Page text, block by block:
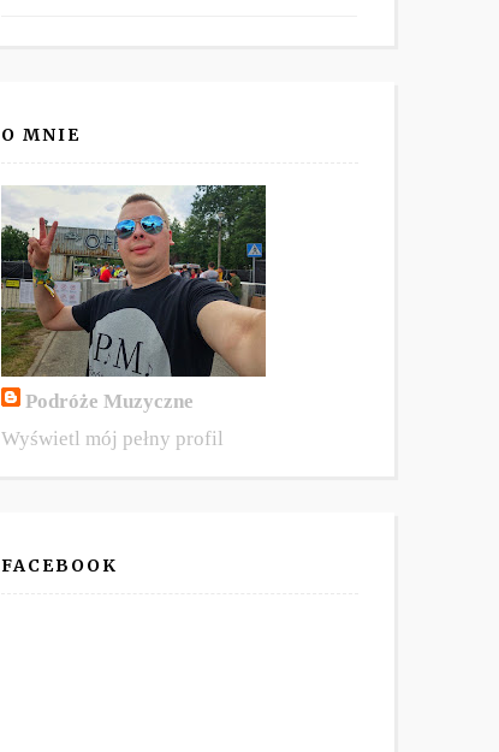
O MNIE
Podróże Muzyczne
Wyświetl mój pełny profil
FACEBOOK